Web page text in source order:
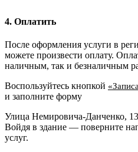
4. Оплатить
После оформления услуги в
можете произвести оплату.
наличным, так и безналичным
Воспользуйтесь кнопкой
и заполните форму
Улица Немировича-Данченко,
Войдя в здание — поверните
услуг.